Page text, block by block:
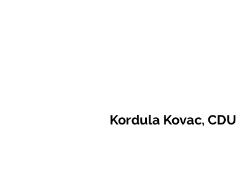
Kordula Kovac, CDU